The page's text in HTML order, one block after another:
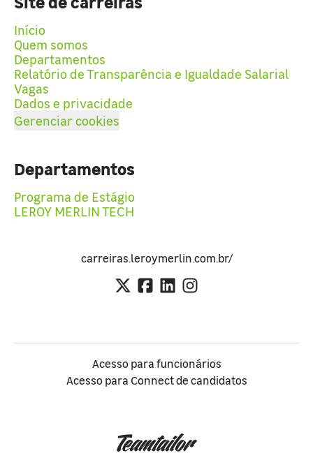
Início
Quem somos
Departamentos
Relatório de Transparência e Igualdade Salarial
Vagas
Dados e privacidade
Gerenciar cookies
Departamentos
Programa de Estágio
LEROY MERLIN TECH
carreiras.leroymerlin.com.br/
Acesso para funcionários
Acesso para Connect de candidatos